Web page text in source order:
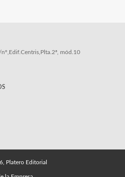
mód.10
Platero Editorial